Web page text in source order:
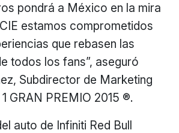
pondrá a México en la mira
estamos comprometidos
que rebasen las
todos los fans”, aseguró
Subdirector de Marketing
GRAN PREMIO 2015 ®.
auto de Infiniti Red Bull